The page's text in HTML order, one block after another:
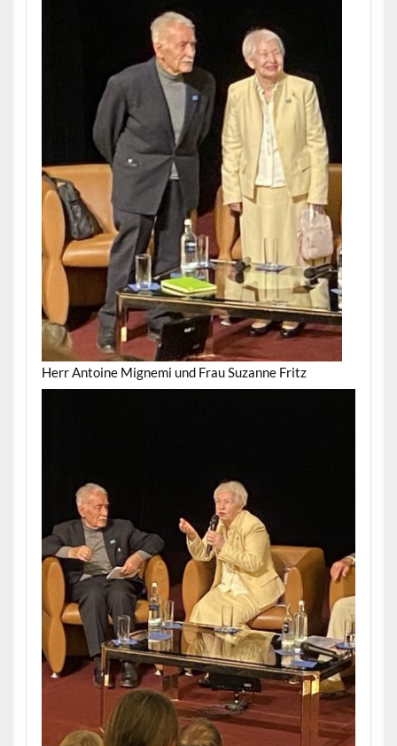
Herr Antoine Mignemi und Frau Suzanne Fritz